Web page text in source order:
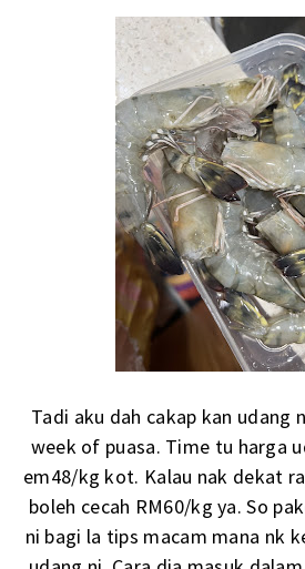
Tadi aku dah cakap kan udang
week of puasa. Time tu harga
em48/kg kot. Kalau nak dekat
boleh cecah RM60/kg ya. So
ni bagi la tips macam mana nk